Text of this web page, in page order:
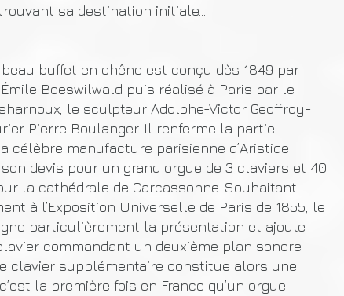
sa destination initiale…
buffet en chêne est conçu dès 1849 par
Boeswilwald puis réalisé à Paris par le
le sculpteur Adolphe-Victor Geoffroy-
Pierre Boulanger. Il renferme la partie
célèbre manufacture parisienne d’Aristide
devis pour un grand orgue de 3 claviers et 40
la cathédrale de Carcassonne. Souhaitant
à l’Exposition Universelle de Paris de 1855, le
particulièrement la présentation et ajoute
commandant un deuxième plan sonore
clavier supplémentaire constitue alors une
la première fois en France qu’un orgue